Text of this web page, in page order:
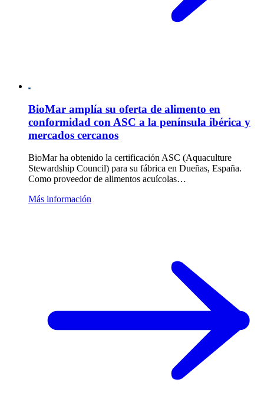
BioMar amplía su oferta de alimento en
conformidad con ASC a la península ibérica y
mercados cercanos
BioMar ha obtenido la certificación ASC (Aquaculture
Stewardship Council) para su fábrica en Dueñas, España.
Como proveedor de alimentos acuícolas…
Más información